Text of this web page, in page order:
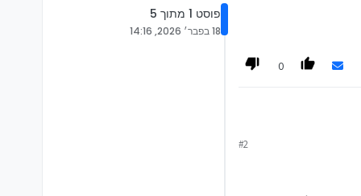
0
#2
פוסט 1 מתוך 5
18 בפבר׳ 2026, 14:16